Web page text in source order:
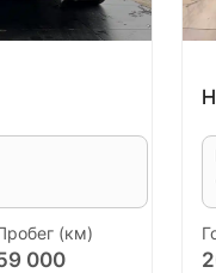
(км)
000